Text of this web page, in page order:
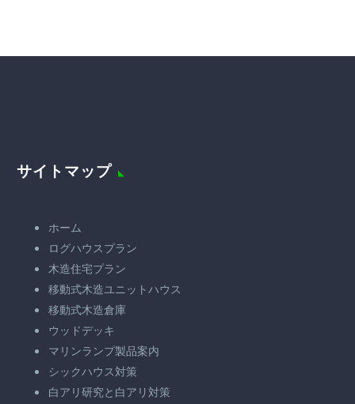
サイトマップ
ホーム
ログハウスプラン
木造住宅プラン
移動式木造ユニットハウス
移動式木造倉庫
ウッドデッキ
マリンランプ製品案内
シックハウス対策
白アリ研究と白アリ対策